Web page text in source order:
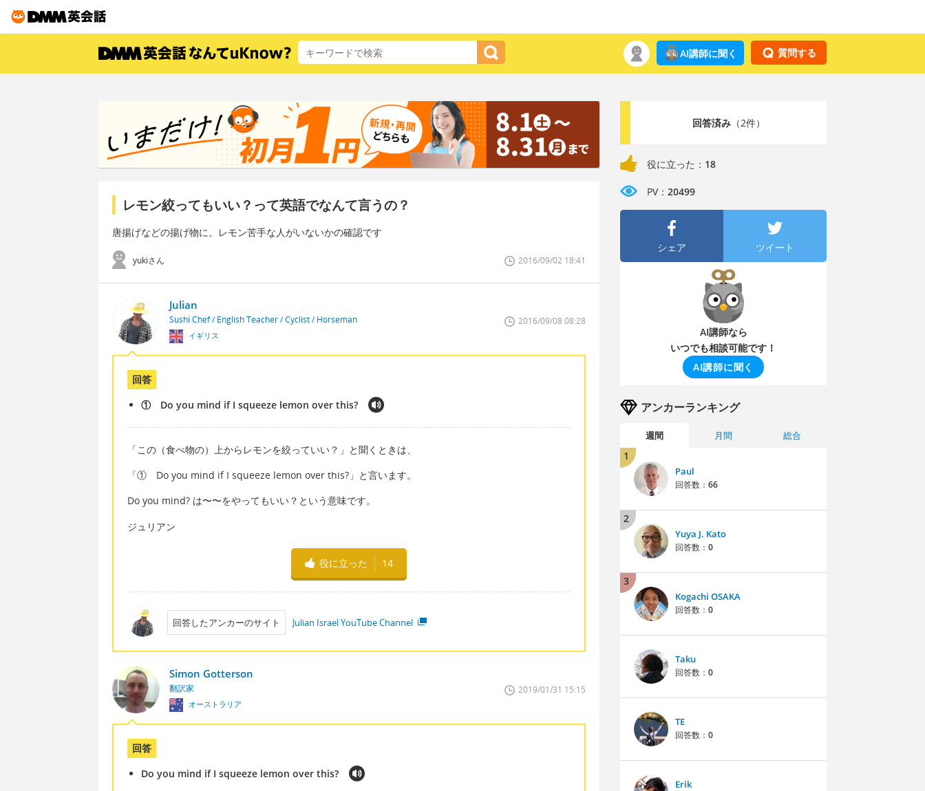
質問する
AI講師に聞く
レモン絞ってもいい？って英語でなんて言うの？
唐揚げなどの揚げ物に。レモン苦手な人がいないかの確認です
yukiさん 2016/09/02 18:41
Julian
Sushi Chef / English Teacher / Cyclist / Horseman
イギリス
2016/09/08 08:28
回答
① Do you mind if I squeeze lemon over this?
「この（食べ物の）上からレモンを絞っていい？」と聞くときは、
「① Do you mind if I squeeze lemon over this?」と言います。
Do you mind? は〜〜をやってもいい？という意味です。
ジュリアン
役に立った 14
回答したアンカーのサイト Julian Israel YouTube Channel
Simon Gotterson
翻訳家
オーストラリア
2019/01/31 15:15
回答
Do you mind if I squeeze lemon over this?
回答済み（2件）
役に立った： 18
PV： 20499
シェア ツイート
AI講師なら
いつでも相談可能です！
AI講師に聞く
アンカーランキング
週間 月間 総合
1
Paul
回答数： 66
2
Yuya J. Kato
回答数： 0
3
Kogachi OSAKA
回答数： 0
Taku
回答数： 0
TE
回答数： 0
Erik